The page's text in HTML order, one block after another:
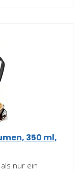
350 ml,
nur ein